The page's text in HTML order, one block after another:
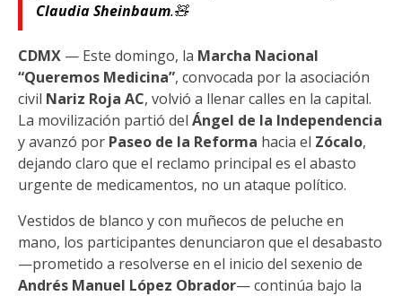
Claudia Sheinbaum.🧸
CDMX — Este domingo, la Marcha Nacional
“Queremos Medicina”, convocada por la asociación
civil Nariz Roja AC, volvió a llenar calles en la capital.
La movilización partió del Ángel de la Independencia
y avanzó por Paseo de la Reforma hacia el Zócalo,
dejando claro que el reclamo principal es el abasto
urgente de medicamentos, no un ataque político.
Vestidos de blanco y con muñecos de peluche en
mano, los participantes denunciaron que el desabasto
—prometido a resolverse en el inicio del sexenio de
Andrés Manuel López Obrador— continúa bajo la